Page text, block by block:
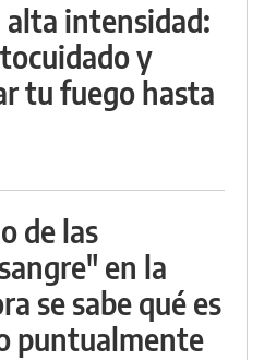
alta intensidad:
y
tu fuego hasta
de las
en la
se sabe qué es
puntualmente